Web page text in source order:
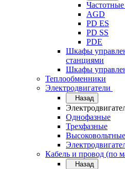
Частотные
AGD
PD ES
PD SS
PDE
Шкафы
станциями
Шкафы
Теплообменники
Электродвигатели
Назад
Однофазные
Трехфазные
Высоковольтные
Кабель и провод (по
Назад